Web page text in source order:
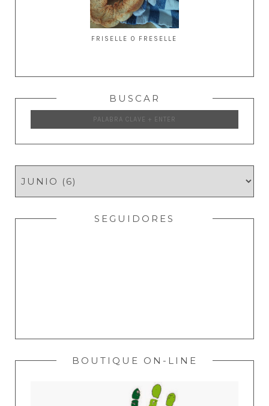
FRISELLE O FRESELLE
BUSCAR
SEGUIDORES
BOUTIQUE ON-LINE